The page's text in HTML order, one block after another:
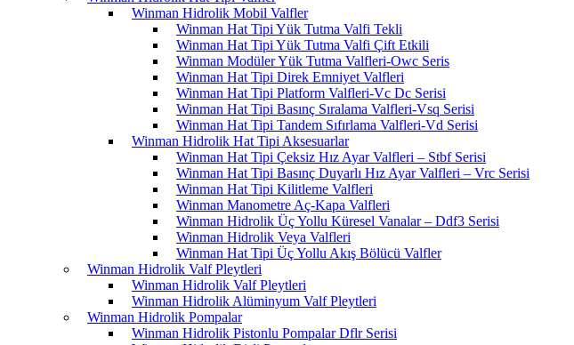
Winman Hidrolik Mobil Valfler
Winman Hat Tipi Yük Tutma Valfi Tekli
Winman Hat Tipi Yük Tutma Valfi Çift Etkili
Winman Modüler Yük Tutma Valfleri-Owc Seris
Winman Hat Tipi Direk Emniyet Valfleri
Winman Hat Tipi Platform Valfleri-Vc Dc Serisi
Winman Hat Tipi Basınç Sıralama Valfleri-Vsq Serisi
Winman Hat Tipi Tandem Sıfırlama Valfleri-Vd Serisi
Winman Hidrolik Hat Tipi Aksesuarlar
Winman Hat Tipi Çeksiz Hız Ayar Valfleri – Stbf Serisi
Winman Hat Tipi Basınç Duyarlı Hız Ayar Valfleri – Vrc Serisi
Winman Hat Tipi Kilitleme Valfleri
Winman Manometre Aç-Kapa Valfleri
Winman Hidrolik Üç Yollu Küresel Vanalar – Ddf3 Serisi
Winman Hidrolik Veya Valfleri
Winman Hat Tipi Üç Yollu Akış Bölücü Valfler
Winman Hidrolik Valf Pleytleri
Winman Hidrolik Valf Pleytleri
Winman Hidrolik Alüminyum Valf Pleytleri
Winman Hidrolik Pompalar
Winman Hidrolik Pistonlu Pompalar Dflr Serisi